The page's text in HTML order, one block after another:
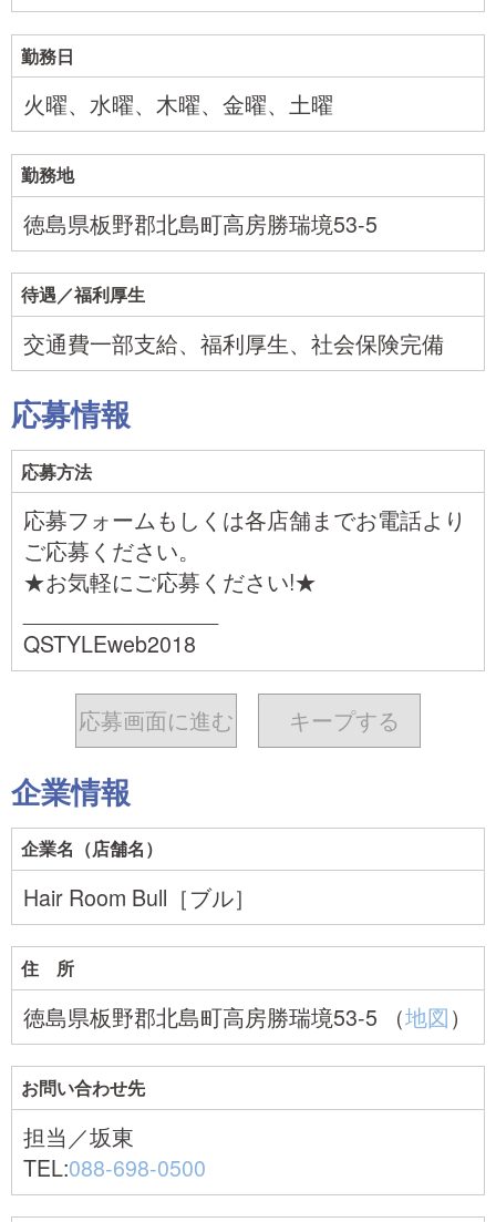
勤務日
火曜、水曜、木曜、金曜、土曜
勤務地
徳島県板野郡北島町高房勝瑞境53-5
待遇／福利厚生
交通費一部支給、福利厚生、社会保険完備
応募情報
応募方法
応募フォームもしくは各店舗までお電話より
ご応募ください。
★お気軽にご応募ください!★
QSTYLEweb2018
応募画面に進む キープする
企業情報
企業名（店舗名）
Hair Room Bull［ブル］
住 所
徳島県板野郡北島町高房勝瑞境53-5 （地図）
お問い合わせ先
担当／坂東
TEL:088-698-0500